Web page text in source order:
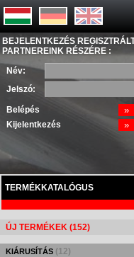
BEJELENTKEZÉS
PARTNEREINK RÉSZÉRE :
Név:
Jelszó:
Belépés »
Kijelentkezés »
TERMÉKKATALÓGUS
ÚJ TERMÉKEK (152)
KIÁRUSÍTÁS (12)